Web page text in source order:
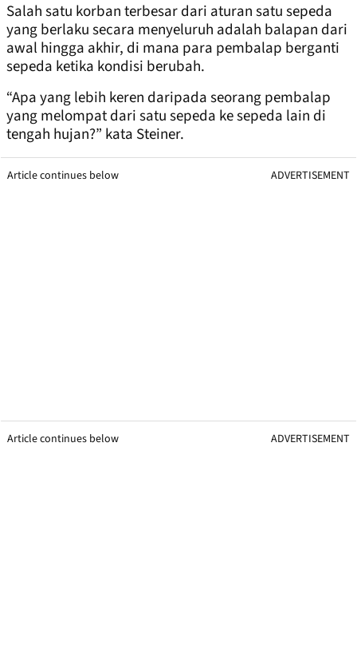
Salah satu korban terbesar dari aturan satu sepeda
yang berlaku secara menyeluruh adalah balapan dari
awal hingga akhir, di mana para pembalap berganti
sepeda ketika kondisi berubah.
“Apa yang lebih keren daripada seorang pembalap
yang melompat dari satu sepeda ke sepeda lain di
tengah hujan?” kata Steiner.
Article continues below ADVERTISEMENT
Article continues below ADVERTISEMENT